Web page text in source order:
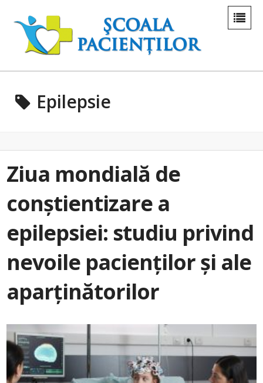
Epilepsie
Ziua mondială de
conștientizare a
epilepsiei: studiu privind
nevoile pacienților și ale
aparținătorilor